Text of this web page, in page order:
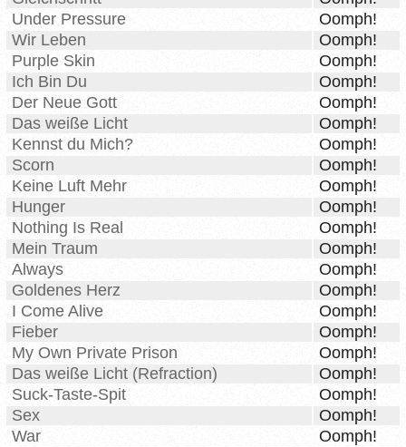
Under Pressure
Oomph!
Wir Leben
Oomph!
Purple Skin
Oomph!
Ich Bin Du
Oomph!
Der Neue Gott
Oomph!
Das weiße Licht
Oomph!
Kennst du Mich?
Oomph!
Scorn
Oomph!
Keine Luft Mehr
Oomph!
Hunger
Oomph!
Nothing Is Real
Oomph!
Mein Traum
Oomph!
Always
Oomph!
Goldenes Herz
Oomph!
I Come Alive
Oomph!
Fieber
Oomph!
My Own Private Prison
Oomph!
Das weiße Licht (Refraction)
Oomph!
Suck-Taste-Spit
Oomph!
Sex
Oomph!
War
Oomph!